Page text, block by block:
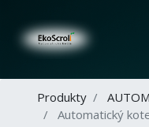
Produkty
Automatický